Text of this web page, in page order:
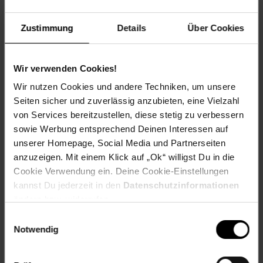
Zustimmung Details Über Cookies
Wir verwenden Cookies!
Wir nutzen Cookies und andere Techniken, um unsere
Seiten sicher und zuverlässig anzubieten, eine Vielzahl
von Services bereitzustellen, diese stetig zu verbessern
sowie Werbung entsprechend Deinen Interessen auf
unserer Homepage, Social Media und Partnerseiten
anzuzeigen. Mit einem Klick auf „Ok“ willigst Du in die
Cookie Verwendung ein. Deine Cookie-Einstellungen
kannst Du jederzeit in den Datenschutzinformationen
Notwendig
Winterfarbe: Laubabwerfend
Geschmack: X
Frucht: Zierfrucht, nicht essbar
Standortempfehlung: Halbschattig, windgeschützt
Pflegeaufwand: Mittel
Lichtbedarf: Halbschattig-Schattig
Wasserbedarf: Mittel
Rückschnitt: Rückschnitt im Spätwinter
Schnittverträglichkeit: Gut
Bodenansprüche: humos und gut durchlässig
Nährstoffgehalt: Mittel
Frosthärte: bis -23 °C
Verwendung: In Parkanlagen,Solitärpflanzung, Duftgarten,
Duft: Stark